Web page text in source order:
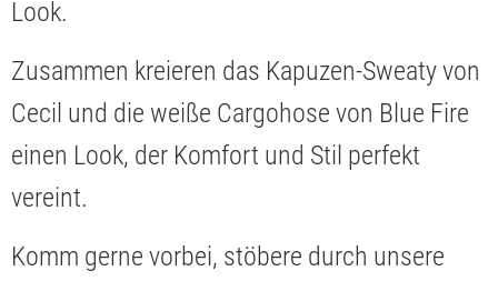
Look.
Zusammen kreieren das Kapuzen-Sweaty von
Cecil und die weiße Cargohose von Blue Fire
einen Look, der Komfort und Stil perfekt
vereint.
Komm gerne vorbei, stöbere durch unsere